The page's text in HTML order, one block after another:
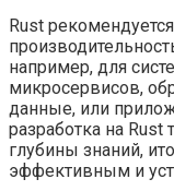
Rust
например, для
микросервисов,
данные, или
разработка на
глубины знаний,
эффективным и